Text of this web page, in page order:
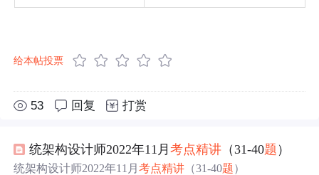
给本帖投票
53 回复 打赏
统架构设计师2022年11月考点精讲 （31-40题 ）
统架构设计师2022年11月考点精讲 （31-40题）